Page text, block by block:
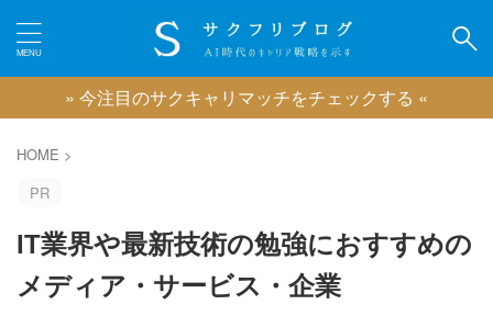
ピックアップ
IT業界に強い転職エージェント
» 今注目のサクキャリマッチをチェックする «
HOME >
PR
IT業界や最新技術の勉強におすすめの
メディア・サービス・企業